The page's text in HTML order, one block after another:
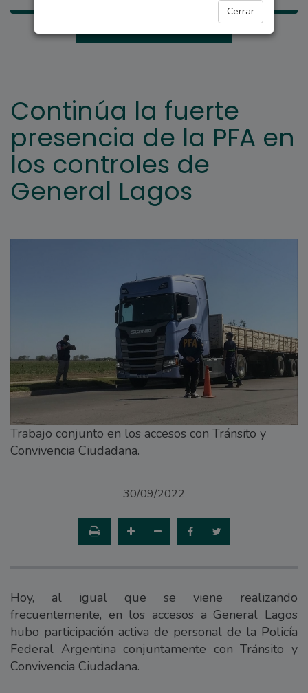
Cerrar
GENERAL LAGOS
Continúa la fuerte
presencia de la PFA en
los controles de
General Lagos
Trabajo conjunto en los accesos con Tránsito y
Convivencia Ciudadana.
30/09/2022
Hoy, al igual que se viene realizando
frecuentemente, en los accesos a General Lagos
hubo participación activa de personal de la Policía
Federal Argentina conjuntamente con Tránsito y
Convivencia Ciudadana.